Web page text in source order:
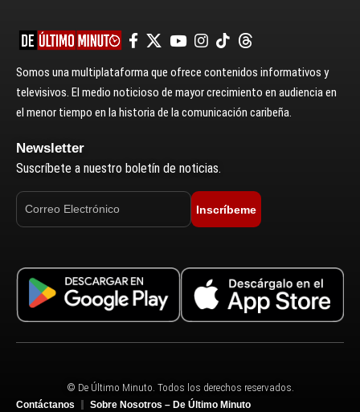
Somos una multiplataforma que ofrece contenidos informativos y
televisivos. El medio noticioso de mayor crecimiento en audiencia en
el menor tiempo en la historia de la comunicación caribeña.
Newsletter
Suscríbete a nuestro boletín de noticias.
Inscríbeme
© De Último Minuto. Todos los derechos reservados.
Contáctanos
Sobre Nosotros – De Último Minuto